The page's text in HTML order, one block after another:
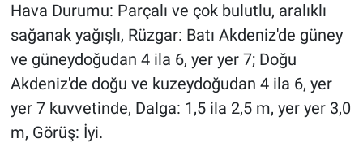
Hava Durumu: Parçalı ve çok bulutlu, aralıklı
sağanak yağışlı, Rüzgar: Batı Akdeniz'de güney
ve güneydoğudan 4 ila 6, yer yer 7; Doğu
Akdeniz'de doğu ve kuzeydoğudan 4 ila 6, yer
yer 7 kuvvetinde, Dalga: 1,5 ila 2,5 m, yer yer 3,0
m, Görüş: İyi.